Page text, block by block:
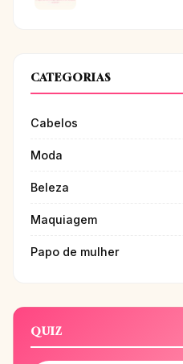
CATEGORIAS
Cabelos
Moda
Beleza
Maquiagem
Papo de mulher
QUIZ